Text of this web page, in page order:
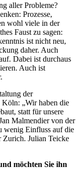
aller Probleme?
Prozesse,
wohl viele in der
Faust zu sagen:
ist nicht neu,
daher. Auch
Dabei ist durchaus
Auch ist
der
Köln: „Wir haben die
statt für unsere
Malmendier von der
wenig Einfluss auf die
Zurich. Julian Teicke
möchten Sie ihn